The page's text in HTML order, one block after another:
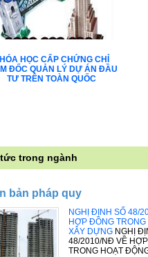
HỌC CẤP CHỨNG CHỈ
ĐỐC QUẢN LÝ DỰ ÁN ĐẦU
TƯ TRÊN TOÀN QUỐC
trong ngành
bản pháp quy
NGHỊ ĐỊNH SỐ 48/
HỢP ĐỒNG
XÂY DỰNG NGHỊ
48/2010/NĐ VỀ
TRONG HOẠT